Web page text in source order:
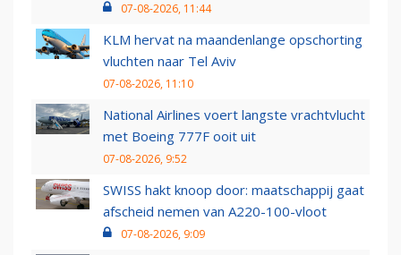
07-08-2026, 11:44
KLM hervat na maandenlange opschorting
vluchten naar Tel Aviv
07-08-2026, 11:10
National Airlines voert langste vrachtvlucht
met Boeing 777F ooit uit
07-08-2026, 9:52
SWISS hakt knoop door: maatschappij gaat
afscheid nemen van A220-100-vloot
07-08-2026, 9:09